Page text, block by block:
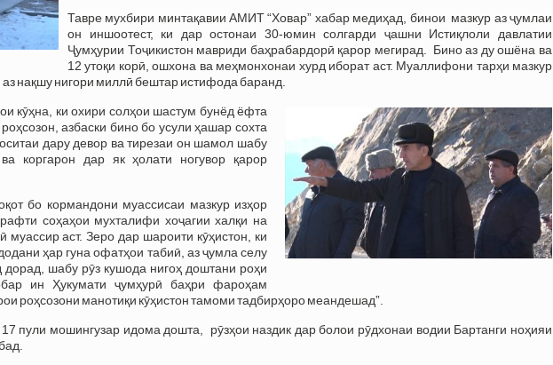
Тавре мухбири минтақавии АМИТ “Ховар” хабар медиҳад, бинои мазкур аз ҷумлаи
он иншоотест, ки дар остонаи 30-юмин солгарди ҷашни Истиқлоли давлатии
Ҷумҳурии Тоҷикистон мавриди баҳрабардорӣ қарор мегирад. Бино аз ду ошёна ва
12 утоқи корӣ, ошхона ва меҳмонхонаи хурд иборат аст. Муаллифони тарҳи мазкур
нақшу нигори миллӣ бештар истифода баранд.
кӯҳна, ки охири солҳои шастум бунёд ёфта
азбаски бино бо усули ҳашар сохта
дару девор ва тирезаи он шамол шабу
коргарон дар як ҳолати ногувор қарор
бо кормандони муассисаи мазкур изҳор
соҳаҳои мухталифи хоҷагии халқи на
муассир аст. Зеро дар шароити кӯҳистон, ки
ҳар гуна офатҳои табиӣ, аз ҷумла селу
дорад, шабу рӯз кушода нигоҳ доштани роҳи
ин Ҳукумати ҷумҳурӣ баҳри фароҳам
роҳсозони манотиқи кӯҳистон тамоми тадбирҳоро меандешад”.
пули мошингузар идома дошта, рӯзҳои наздик дар болои рӯдхонаи водии Бартанги ноҳияи